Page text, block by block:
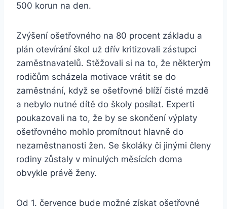
500 korun na den.
Zvýšení ošetřovného na 80 procent základu a
plán otevírání škol už dřív kritizovali zástupci
zaměstnavatelů. Stěžovali si na to, že některým
rodičům scházela motivace vrátit se do
zaměstnání, když se ošetřovné blíží čisté mzdě
a nebylo nutné dítě do školy posílat. Experti
poukazovali na to, že by se skončení výplaty
ošetřovného mohlo promítnout hlavně do
nezaměstnanosti žen. Se školáky či jinými členy
rodiny zůstaly v minulých měsících doma
obvykle právě ženy.
Od 1. července bude možné získat ošetřovné